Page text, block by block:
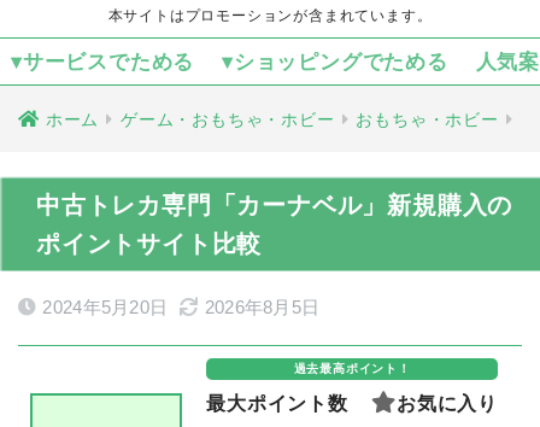
本サイトはプロモーションが含まれています。
▾サービスでためる ▾ショッピングでためる 人気
ホーム ゲーム・おもちゃ・ホビー おもちゃ・ホビー
中古トレカ専門「カーナベル」新規購入の
ポイントサイト比較
2024年5月20日 2026年8月5日
過去最高ポイント！
最大ポイント数 お気に入り